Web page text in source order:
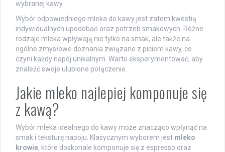
wybranej kawy.
Wybór odpowiedniego mleka do kawy jest zatem kwestią
indywidualnych upodobań oraz potrzeb smakowych. Różne
rodzaje mleka wpływają nie tylko na smak, ale także na
ogólne zmysłowe doznania związane z piciem kawy, co
czyni każdy napój unikalnym. Warto eksperymentować, aby
znaleźć swoje ulubione połączenie.
Jakie mleko najlepiej komponuje się
z kawą?
Wybór mleka idealnego do kawy może znacząco wpłynąć na
smak i teksturę napoju. Klasycznym wyborem jest mleko
krowie, które doskonale komponuje się z espresso oraz